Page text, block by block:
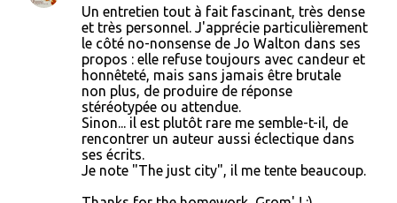
r
Un entretien tout à fait fascinant, très dense
et très personnel. J'apprécie particulièrement
le côté no-nonsense de Jo Walton dans ses
propos : elle refuse toujours avec candeur et
honnêteté, mais sans jamais être brutale
non plus, de produire de réponse
stéréotypée ou attendue.
Sinon... il est plutôt rare me semble-t-il, de
rencontrer un auteur aussi éclectique dans
ses écrits.
Je note "The just city", il me tente beaucoup.